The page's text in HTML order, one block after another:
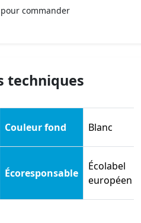
commander
techniques
Couleur fond Blanc
Écoresponsable
Écolabel
européen